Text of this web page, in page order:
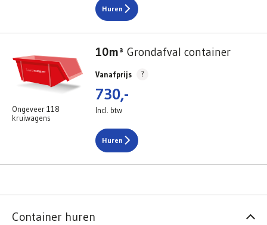
Huren
Ongeveer 118
kruiwagens
10m³ Grondafval container
Vanafprijs ?
730,-
Incl. btw
Huren
Container huren